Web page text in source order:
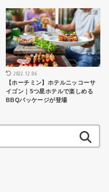
生活
2022.12.06
【ホーチミン】ホテルニッコーサ
イゴン｜5つ星ホテルで楽しめる
BBQパッケージが登場
索: